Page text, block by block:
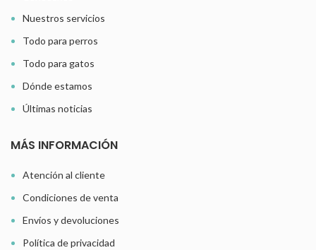
Nuestros servicios
Todo para perros
Todo para gatos
Dónde estamos
Últimas noticias
MÁS INFORMACIÓN
Atención al cliente
Condiciones de venta
Envíos y devoluciones
Política de privacidad